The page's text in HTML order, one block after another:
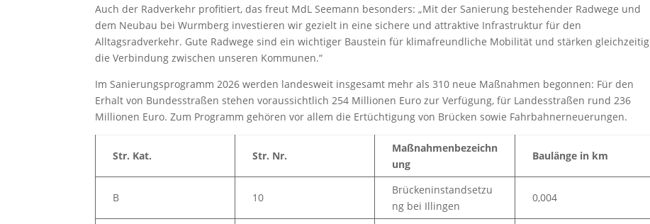
Auch der Radverkehr profitiert, das freut MdL Seemann besonders: „Mit der Sanierung bestehender Radwege und
dem Neubau bei Wurmberg investieren wir gezielt in eine sichere und attraktive Infrastruktur für den
Alltagsradverkehr. Gute Radwege sind ein wichtiger Baustein für klimafreundliche Mobilität und stärken gleichzeitig
die Verbindung zwischen unseren Kommunen.“
Im Sanierungsprogramm 2026 werden landesweit insgesamt mehr als 310 neue Maßnahmen begonnen: Für den
Erhalt von Bundesstraßen stehen voraussichtlich 254 Millionen Euro zur Verfügung, für Landesstraßen rund 236
Millionen Euro. Zum Programm gehören vor allem die Ertüchtigung von Brücken sowie Fahrbahnerneuerungen.
Str. Kat. Str. Nr.
Maßnahmenbezeichn
ung
Baulänge in km
B 10
Brückeninstandsetzu
ng bei Illingen
0,004